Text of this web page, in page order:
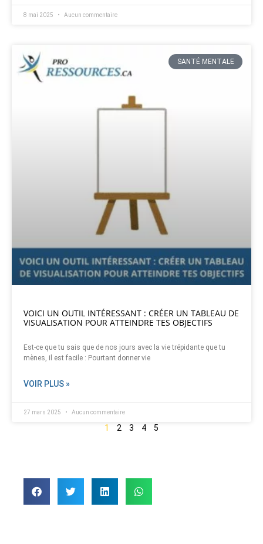
8 mai 2025 Aucun commentaire
SANTÉ MENTALE
VOICI UN OUTIL INTÉRESSANT : CRÉER UN TABLEAU DE
VISUALISATION POUR ATTEINDRE TES OBJECTIFS
Est-ce que tu sais que de nos jours avec la vie trépidante que tu
mènes, il est facile : Pourtant donner vie
VOIR PLUS »
27 mars 2025 Aucun commentaire
1 2 3 4 5